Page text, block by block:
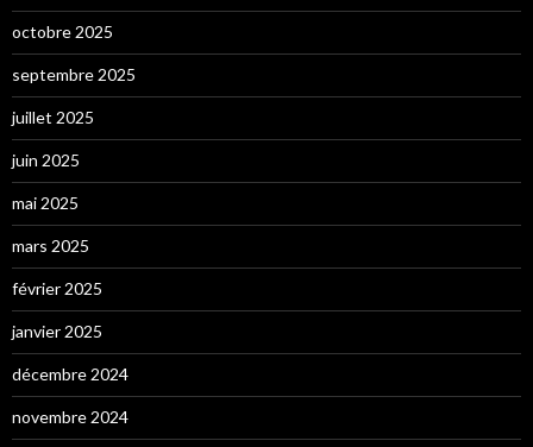
octobre 2025
septembre 2025
juillet 2025
juin 2025
mai 2025
mars 2025
février 2025
janvier 2025
décembre 2024
novembre 2024